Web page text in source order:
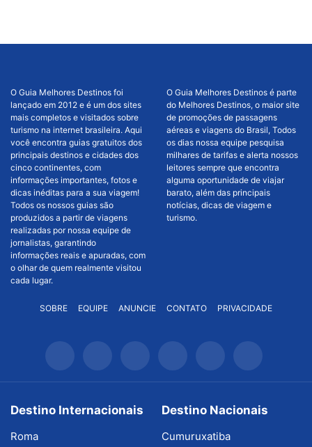
O Guia Melhores Destinos foi
lançado em 2012 e é um dos sites
mais completos e visitados sobre
turismo na internet brasileira. Aqui
você encontra guias gratuitos dos
principais destinos e cidades dos
cinco continentes, com
informações importantes, fotos e
dicas inéditas para a sua viagem!
Todos os nossos guias são
produzidos a partir de viagens
realizadas por nossa equipe de
jornalistas, garantindo
informações reais e apuradas, com
o olhar de quem realmente visitou
cada lugar.
O Guia Melhores Destinos é parte
do Melhores Destinos, o maior site
de promoções de passagens
aéreas e viagens do Brasil, Todos
os dias nossa equipe pesquisa
milhares de tarifas e alerta nossos
leitores sempre que encontra
alguma oportunidade de viajar
barato, além das principais
notícias, dicas de viagem e
turismo.
SOBRE EQUIPE ANUNCIE CONTATO PRIVACIDADE
Destino Internacionais
Roma
Destino Nacionais
Cumuruxatiba